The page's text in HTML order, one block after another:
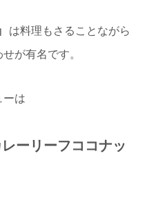
は料理もさることながら
が有名です。
ーは
ーリーフココナッ